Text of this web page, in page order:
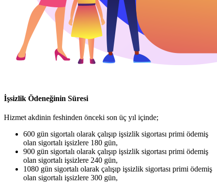
İşsizlik Ödeneğinin Süresi
Hizmet akdinin feshinden önceki son üç yıl içinde;
600 gün sigortalı olarak çalışıp işsizlik sigortası primi ödemiş
olan sigortalı işsizlere 180 gün,
900 gün sigortalı olarak çalışıp işsizlik sigortası primi ödemiş
olan sigortalı işsizlere 240 gün,
1080 gün sigortalı olarak çalışıp işsizlik sigortası primi ödemiş
olan sigortalı işsizlere 300 gün,